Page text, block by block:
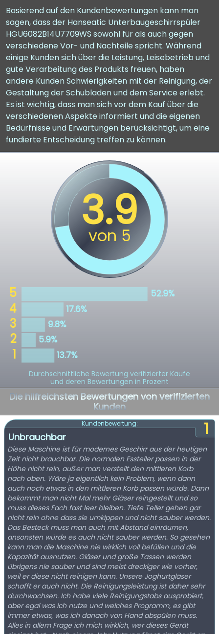
Basierend auf den Kundenbewertungen kann man
sagen, dass der Hanseatic Unterbaugeschirrspüler
HGU6082B14U7709WS sowohl für als auch gegen
verschiedene Vor- und Nachteile spricht. Während
einige Kunden sich über die Leistung, Leisebetrieb und
gute Verarbeitung des Produkts freuen, haben
andere Kunden Schwierigkeiten mit der Reinigung, der
Gestaltung der Schubladen und dem Service erlebt.
Es ist wichtig, dass man sich vor dem Kauf über die
verschiedenen Aspekte informiert und die eigenen
Bedürfnisse und Erwartungen berücksichtigt, um eine
fundierte Entscheidung treffen zu können.
Durchschnittliche Bewertung verifizierter Käufe
und deren Bewertungen in Prozent
Die hilfreichsten Bewertungen von verifizierten
Kunden
1
Kundenbewertung:
Unbrauchbar
Diese Maschine ist für modernes Geschirr aus der heutigen
Zeit nicht brauchbar. Die normalen Essteller passen in der
Höhe nicht rein, außer man verstellt den mittleren Korb
nach oben. Wäre ja eigentlich kein Problem, wenn dann
auch noch etwas in den mittleren Korb passen würde. Dann
bekommt man nicht Mal mehr Gläser reingestellt und so
muss dieses Fach fast leer bleiben. Tiefe Teller gehen gar
nicht rein ohne dass sie umkippen und nicht sauber werden.
Das Besteck muss man auch mit Abstand einräumen,
ansonsten würde es auch nicht sauber werden. So gesehen
kann man die Maschine nie wirklich voll befüllen und die
Kapazität ausnutzen. Gläser und große Tassen werden
übrigens nie sauber und sind meist dreckiger wie vorher,
weil er diese nicht reinigen kann. Unsere Joghurtgläser
schafft er auch nicht. Die Reinigungsleistung ist daher sehr
durchwachsen. Ich habe viele Reinigungstabs ausprobiert,
aber egal was ich nutze und welches Programm, es gibt
immer etwas, was ich danach von Hand abspülen muss.
Alles in allem Frage ich mich wirklich, wer dieses Gerät